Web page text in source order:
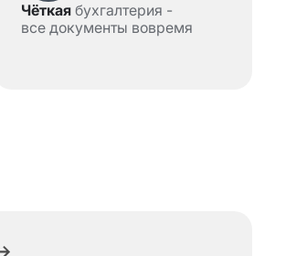
Чёткаябухгалтерия -
все документы вовремя